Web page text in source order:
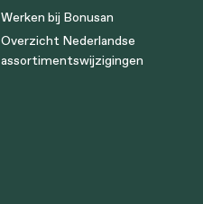
Werken bij Bonusan
Overzicht Nederlandse
assortimentswijzigingen